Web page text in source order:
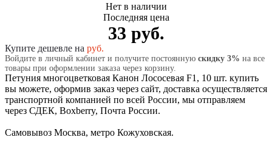
Нет в наличии
Последняя цена
33 руб.
Купите дешевле на руб.
Войдите в личный кабинет и получите постоянную скидку 3% на все
товары при оформлении заказа через корзину.
Петуния многоцветковая Канон Лососевая F1, 10 шт. купить
вы можете, оформив заказ через сайт, доставка осуществляется
транспортной компанией по всей России, мы отправляем
через СДЕК, Boxberry, Почта России.
Самовывоз Москва, метро Кожуховская.